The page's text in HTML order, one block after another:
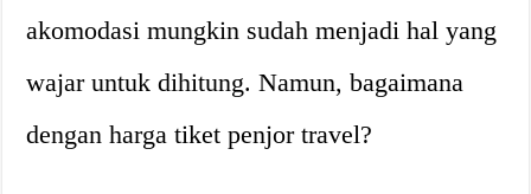
akomodasi mungkin sudah menjadi hal yang
wajar untuk dihitung. Namun, bagaimana
dengan harga tiket penjor travel?